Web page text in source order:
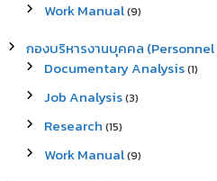
Work Manual(9)
กองบริหารงานบุคคล
Documentary Analysis(1)
Job Analysis(3)
Research (15)
Work Manual(9)